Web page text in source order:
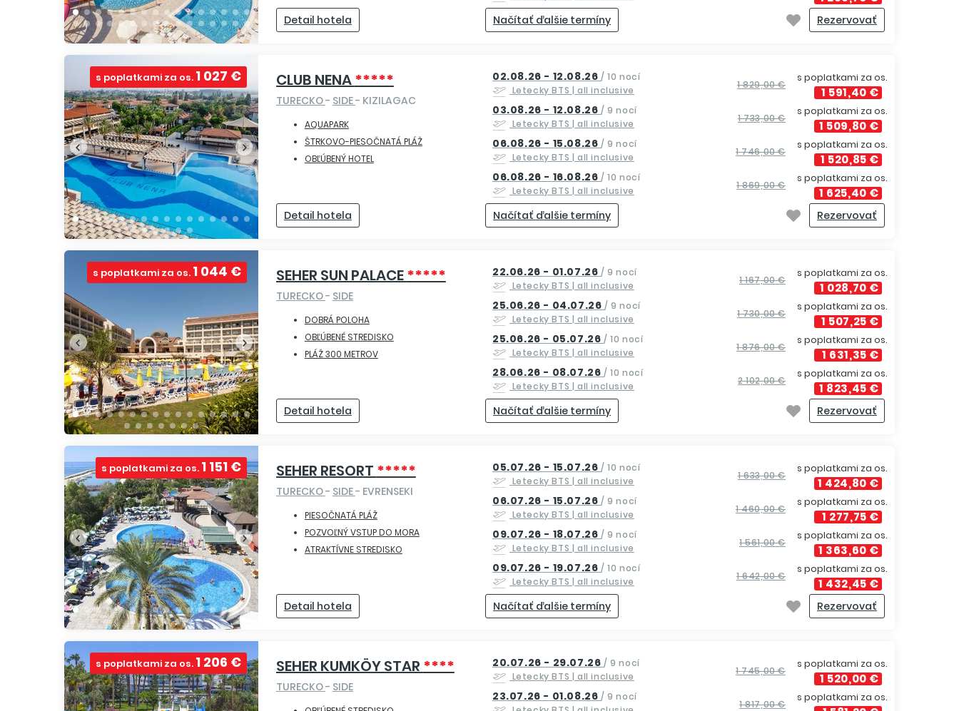
Detail hotela Načítať ďalšie termíny Rezervovať
CLUB NENA*****
TURECKO- SIDE- KIZILAGAC
s poplatkami za os. 1 027 €
AQUAPARK
ŠTRKOVO-PIESOČNATÁ PLÁŽ
OBĽÚBENÝ HOTEL
Detail hotela
02.08.26 - 12.08.26 / 10 nocí
Letecky BTS | all inclusive 1 829,00 €
s poplatkami za os.
1 591,40 €
03.08.26 - 12.08.26 / 9 nocí
Letecky BTS | all inclusive 1 733,00 €
s poplatkami za os.
1 509,80 €
06.08.26 - 15.08.26 / 9 nocí
Letecky BTS | all inclusive 1 746,00 €
s poplatkami za os.
1 520,85 €
06.08.26 - 16.08.26 / 10 nocí
Letecky BTS | all inclusive 1 869,00 €
s poplatkami za os.
1 625,40 €
Načítať ďalšie termíny Rezervovať
SEHER SUN PALACE*****
TURECKO- SIDE
s poplatkami za os. 1 044 €
DOBRÁ POLOHA
OBĽÚBENÉ STREDISKO
PLÁŽ 300 METROV
Detail hotela
22.06.26 - 01.07.26 / 9 nocí
Letecky BTS | all inclusive 1 167,00 €
s poplatkami za os.
1 028,70 €
25.06.26 - 04.07.26 / 9 nocí
Letecky BTS | all inclusive 1 730,00 €
s poplatkami za os.
1 507,25 €
25.06.26 - 05.07.26 / 10 nocí
Letecky BTS | all inclusive 1 876,00 €
s poplatkami za os.
1 631,35 €
28.06.26 - 08.07.26 / 10 nocí
Letecky BTS | all inclusive 2 102,00 €
s poplatkami za os.
1 823,45 €
Načítať ďalšie termíny Rezervovať
SEHER RESORT *****
TURECKO- SIDE- EVRENSEKI
s poplatkami za os. 1 151 €
PIESOČNATÁ PLÁŽ
POZVOĽNÝ VSTUP DO MORA
ATRAKTÍVNE STREDISKO
Detail hotela
05.07.26 - 15.07.26 / 10 nocí
Letecky BTS | all inclusive 1 633,00 €
s poplatkami za os.
1 424,80 €
06.07.26 - 15.07.26 / 9 nocí
Letecky BTS | all inclusive 1 460,00 €
s poplatkami za os.
1 277,75 €
09.07.26 - 18.07.26 / 9 nocí
Letecky BTS | all inclusive 1 561,00 €
s poplatkami za os.
1 363,60 €
09.07.26 - 19.07.26 / 10 nocí
Letecky BTS | all inclusive 1 642,00 €
s poplatkami za os.
1 432,45 €
Načítať ďalšie termíny Rezervovať
SEHER KUMKÖY STAR ****
TURECKO- SIDE
s poplatkami za os. 1 206 € 20.07.26 - 29.07.26 / 9 nocí
Letecky BTS | all inclusive 1 745,00 €
s poplatkami za os.
1 520,00 €
23.07.26 - 01.08.26 / 9 nocí
1 817,00 €
s poplatkami za os.